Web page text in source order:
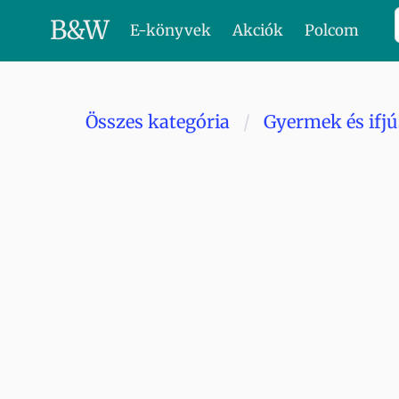
B&W E-könyvek Akciók Polcom
Összes kategória Gyermek és